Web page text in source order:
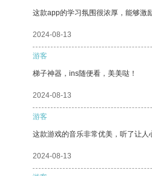
这款app的学习氛围很浓厚，能够激
2024-08-13
游客
梯子神器，ins随便看，美美哒！
2024-08-13
游客
这款游戏的音乐非常优美，听了让人
2024-08-13